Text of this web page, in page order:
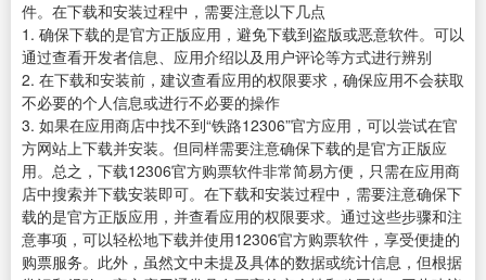
件。在下载和安装过程中，需要注意以下几点
1. 确保下载的是官方正版应用，避免下载到盗版或恶意软件。可以
通过查看开发者信息、应用介绍以及用户评论等方式进行辨别
2. 在下载和安装前，建议查看应用的权限要求，确保应用不会获取
不必要的个人信息或进行不必要的操作
3. 如果在应用商店中找不到“铁路12306”官方应用，可以尝试在官
方网站上下载并安装。但同样需要注意确保下载的是官方正版应
用。总之，下载12306官方购票软件非常简易方便，只需在应用商
店中搜索并下载安装即可。在下载和安装过程中，需要注意确保下
载的是官方正版应用，并查看应用的权限要求。通过这些步骤和注
意事项，可以轻松地下载并使用12306官方购票软件，享受便捷的
购票服务。此外，虽然文中未提及具体的数据或统计信息，但根据